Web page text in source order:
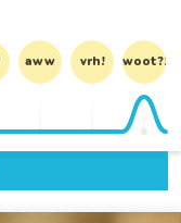
aww vrh! woot?!